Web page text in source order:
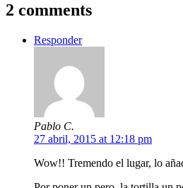
2 comments
Responder
Pablo C.
27 abril, 2015 at 12:18 pm
Wow!! Tremendo el lugar, lo